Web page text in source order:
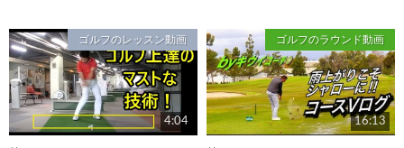
ゴルフのレッスン動画
4:04
ゴルフのラウンド動画
16:13